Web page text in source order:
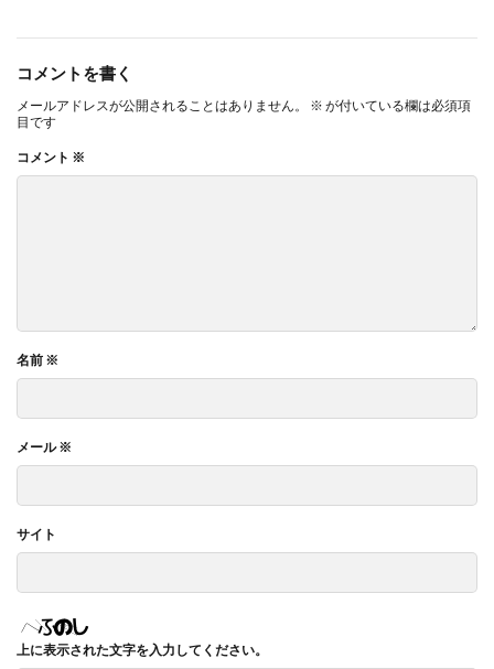
コメントを書く
メールアドレスが公開されることはありません。 ※ が付いている欄は必須項
目です
コメント ※
名前 ※
メール※
サイト
上に表示された文字を入力してください。